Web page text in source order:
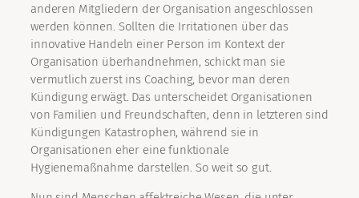
anderen Mitgliedern der Organisation angeschlossen
werden können. Sollten die Irritationen über das
innovative Handeln einer Person im Kontext der
Organisation überhandnehmen, schickt man sie
vermutlich zuerst ins Coaching, bevor man deren
Kündigung erwägt. Das unterscheidet Organisationen
von Familien und Freundschaften, denn in letzteren sind
Kündigungen Katastrophen, während sie in
Organisationen eher eine funktionale
Hygienemaßnahme darstellen. So weit so gut.